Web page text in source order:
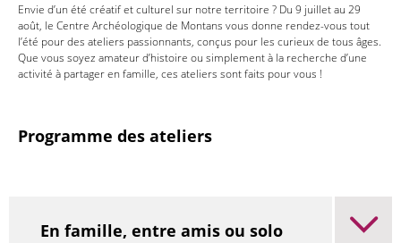
Envie d’un été créatif et culturel sur notre territoire ? Du 9 juillet au 29
août, le Centre Archéologique de Montans vous donne rendez-vous tout
l’été pour des ateliers passionnants, conçus pour les curieux de tous âges.
Que vous soyez amateur d’histoire ou simplement à la recherche d’une
activité à partager en famille, ces ateliers sont faits pour vous !
Programme des ateliers
En famille, entre amis ou solo